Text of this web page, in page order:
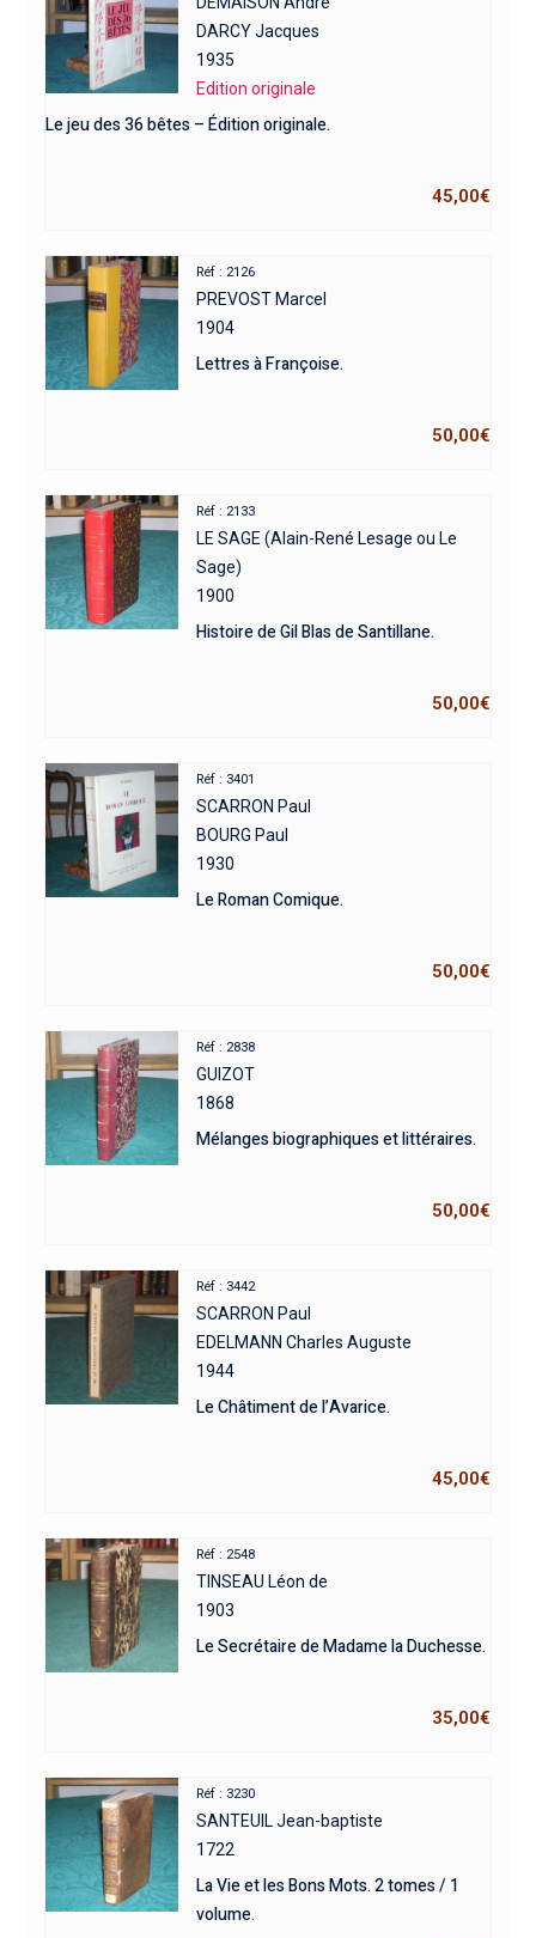
DARCY Jacques
1935
Edition originale
Le jeu des 36 bêtes – Édition originale.
45,00€
Réf : 2126
PREVOST Marcel
1904
Lettres à Françoise.
50,00€
Réf : 2133
LE SAGE (Alain-René Lesage ou Le
Sage)
1900
Histoire de Gil Blas de Santillane.
50,00€
Réf : 3401
SCARRON Paul
BOURG Paul
1930
Le Roman Comique.
50,00€
Réf : 2838
GUIZOT
1868
Mélanges biographiques et littéraires.
50,00€
Réf : 3442
SCARRON Paul
EDELMANN Charles Auguste
1944
Le Châtiment de l’Avarice.
45,00€
Réf : 2548
TINSEAU Léon de
1903
Le Secrétaire de Madame la Duchesse.
35,00€
Réf : 3230
SANTEUIL Jean-baptiste
1722
La Vie et les Bons Mots. 2 tomes / 1
volume.